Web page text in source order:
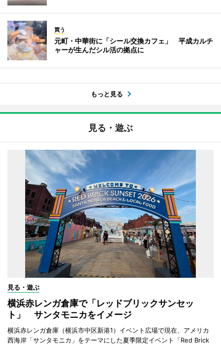
買う
元町・中華街に「シール交換カフェ」 平成カルチ
ャーが生んだシル活の拠点に
もっと見る
見る・遊ぶ
見る・遊ぶ
横浜赤レンガ倉庫で「レッドブリックサンセッ
ト」 サンタモニカをイメージ
横浜赤レンガ倉庫（横浜市中区新港1）イベント広場で現在、アメリカ
西海岸「サンタモニカ」をテーマにした夏季限定イベント「Red Brick